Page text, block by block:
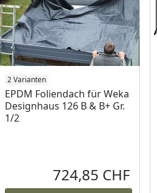
2 Varianten
EPDM Foliendach für Weka
Designhaus 126 B & B+ Gr.
1/2
724,85 CHF